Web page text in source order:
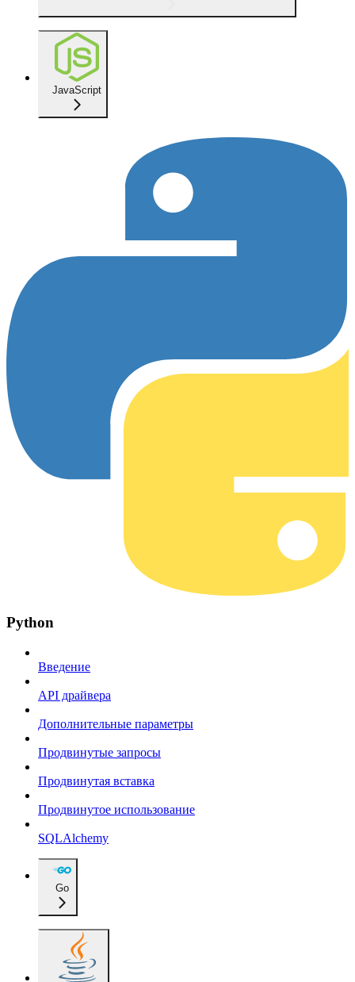
JavaScript
Python
Введение
API драйвера
Дополнительные параметры
Продвинутые запросы
Продвинутая вставка
Продвинутое использование
SQLAlchemy
Go